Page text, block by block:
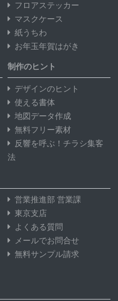
フロアステッカー
マスクケース
紙うちわ
お年玉年賀はがき
制作のヒント
デザインのヒント
使える書体
地図データ作成
無料フリー素材
反響を呼ぶ！チラシ集客
法
営業推進部 営業課
東京支店
よくある質問
メールでお問合せ
無料サンプル請求